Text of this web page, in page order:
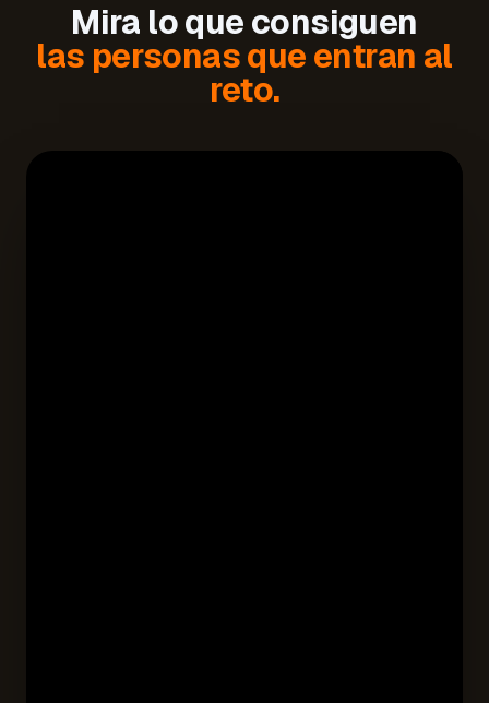
Mira lo que consiguen
las personas que entran al
reto.